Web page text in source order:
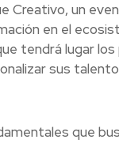
Creativo, un
en el
tendrá lugar
sus
que